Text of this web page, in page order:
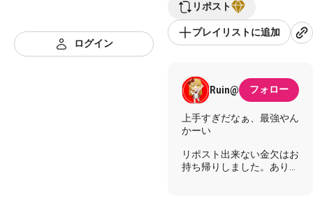
ログイン
リポスト
プレイリストに追加
Ruin@ フォロー
上手すぎだなぁ、最強やん
かーい
リポスト出来ない金欠はお
持ち帰りしました。ありが